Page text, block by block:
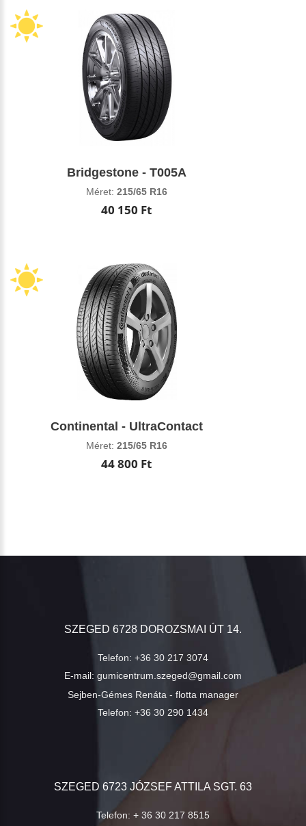
Bridgestone - T005A
Méret: 215/65 R16
40 150 Ft
Continental - UltraContact
Méret: 215/65 R16
44 800 Ft
SZEGED 6728 DOROZSMAI ÚT 14.
Telefon: +36 30 217 3074
E-mail: gumicentrum.szeged@gmail.com
Sejben-Gémes Renáta - flotta manager
Telefon: +36 30 290 1434
SZEGED 6723 JÓZSEF ATTILA SGT. 63
Telefon: + 36 30 217 8515